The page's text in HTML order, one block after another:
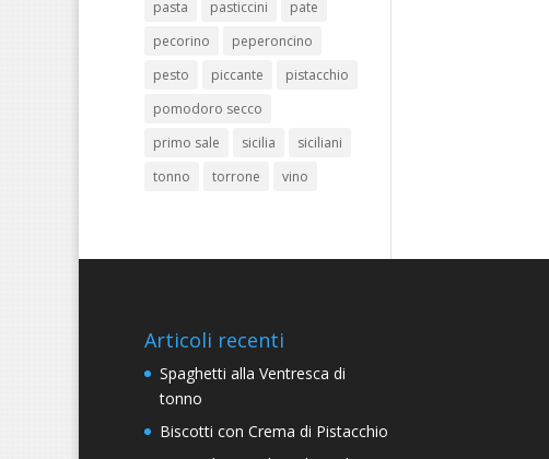
pasta
pasticcini
pate
pecorino
peperoncino
pesto
piccante
pistacchio
pomodoro secco
primo sale
sicilia
siciliani
tonno
torrone vino
Articoli recenti
Spaghetti alla Ventresca di
tonno
Biscotti con Crema di Pistacchio